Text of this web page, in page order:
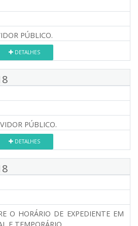
PÚBLICO.
DETALHES
PÚBLICO.
DETALHES
O HORÁRIO DE EXPEDIENTE EM